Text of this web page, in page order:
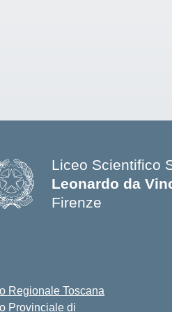
Liceo Scientifico
Leonardo da
Firenze
Regionale Toscana
Provinciale di